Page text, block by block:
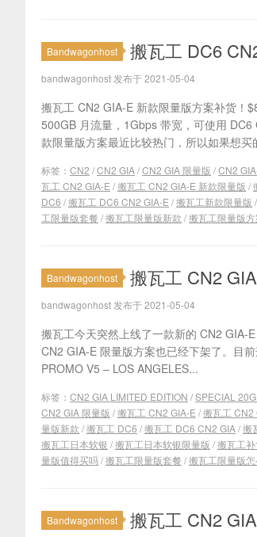
Bandwagonhost 搬瓦工 DC6
bandwagonhost 发布于 2021-05-04
搬瓦工 CN2 GIA-E 新款限量版方案补货！
500GB 月流量，1Gbps 带宽，可使用
款限量版方案最近比较热门，所以如果想买
标签： CN2 /CN2 GIA/CN2 GIA 限量版 /CN2
瓦工 CN2 GIA-E /搬瓦工 CN2 GIA-E 新款限量版 /
DC6 /搬瓦工 DC6 CN2 GIA-E /搬瓦工新款限量版 /
工限量版套餐 /搬瓦工限量版新款 /搬瓦工限量版方
Bandwagonhost 搬瓦工 CN2
bandwagonhost 发布于 2021-05-04
搬瓦工今天突然上线了一款新的 CN2 GIA-
CN2 GIA-E 限量版方案也已经下架了。目
PROMO V5 – LOS ANGELES...
标签： CN2 GIA LIMITED EDITION /SPECIAL
CN2 GIA 限量版 /搬瓦工 CN2 GIA-E /搬瓦工 CN2
量版新款 /搬瓦工 DC6 /搬瓦工 DC6 CN2 GIA/搬
搬瓦工日本软银 /搬瓦工日本软银限量版 /搬瓦工
量版值得买吗/搬瓦工限量版套餐 /搬瓦工限量版
Bandwagonhost 搬瓦工 CN2